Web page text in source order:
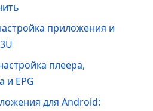
приложения и
плеера,
и EPG
для Android: